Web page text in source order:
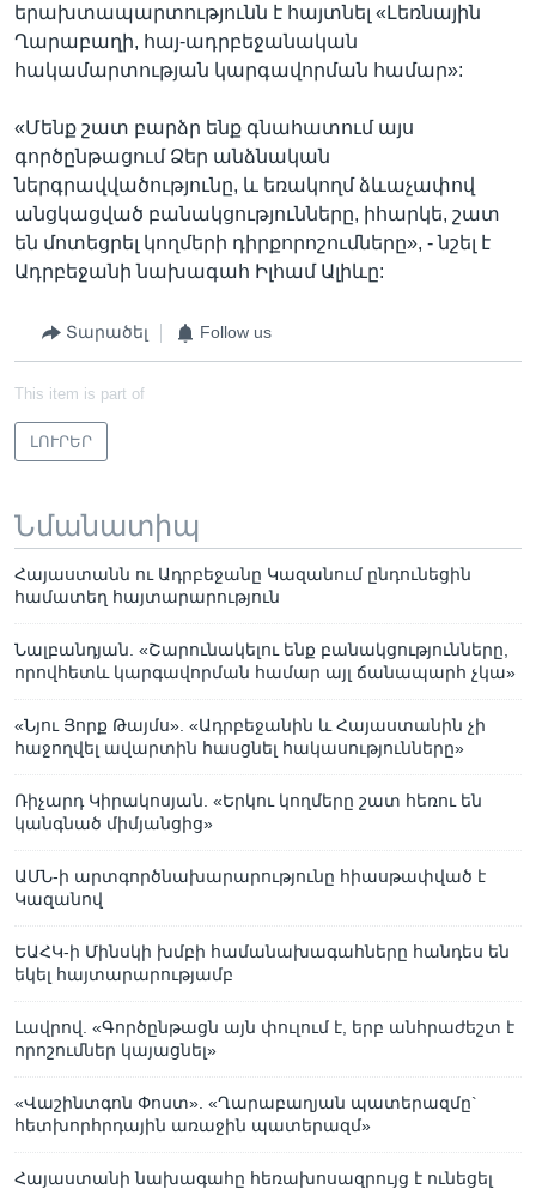
երախտապարտությունն է հայտնել «Լեռնային
Ղարաբաղի, հայ-ադրբեջանական
հակամարտության կարգավորման համար»:
«Մենք շատ բարձր ենք գնահատում այս
գործընթացում Ձեր անձնական
ներգրավվածությունը, և եռակողմ ձևաչափով
անցկացված բանակցությունները, իհարկե, շատ
են մոտեցրել կողմերի դիրքորոշումները», - նշել է
Ադրբեջանի նախագահ Իլհամ Ալիևը:
Տարածել Follow us
This item is part of
ԼՈՒՐԵՐ
Նմանատիպ
Հայաստանն ու Ադրբեջանը Կազանում ընդունեցին
համատեղ հայտարարություն
Նալբանդյան. «Շարունակելու ենք բանակցությունները,
որովհետև կարգավորման համար այլ ճանապարհ չկա»
«Նյու Յորք Թայմս». «Ադրբեջանին և Հայաստանին չի
հաջողվել ավարտին հասցնել հակասությունները»
Ռիչարդ Կիրակոսյան. «Երկու կողմերը շատ հեռու են
կանգնած միմյանցից»
ԱՄՆ-ի արտգործնախարարությունը հիասթափված է
Կազանով
ԵԱՀԿ-ի Մինսկի խմբի համանախագահները հանդես են
եկել հայտարարությամբ
Լավրով. «Գործընթացն այն փուլում է, երբ անհրաժեշտ է
որոշումներ կայացնել»
«Վաշինտգոն Փոստ». «Ղարաբաղյան պատերազմը`
հետխորհրդային առաջին պատերազմ»
Հայաստանի նախագահը հեռախոսազրույց է ունեցել